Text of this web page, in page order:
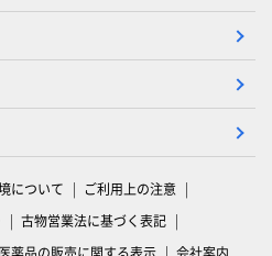
について
ご利用上の注意
古物営業法に基づく表記